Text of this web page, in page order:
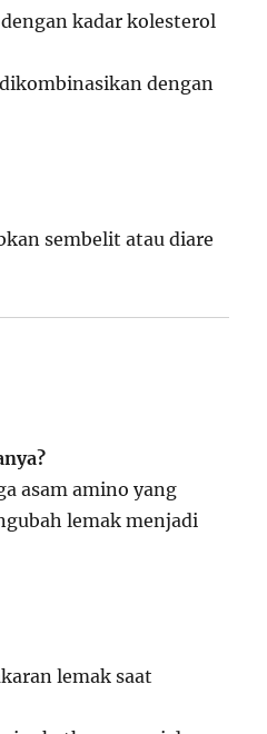
kadar kolesterol
dengan
sembelit atau diare
asam amino yang
lemak menjadi
lemak saat